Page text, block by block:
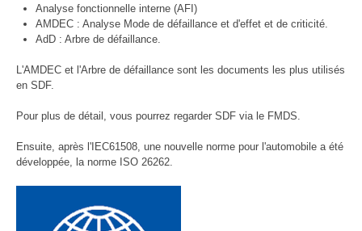
Analyse fonctionnelle interne (AFI)
AMDEC : Analyse Mode de défaillance et d'effet et de criticité.
AdD : Arbre de défaillance.
L'AMDEC et l'Arbre de défaillance sont les documents les plus utilisés
en SDF.
Pour plus de détail, vous pourrez regarder SDF via le FMDS.
Ensuite, après l'IEC61508, une nouvelle norme pour l'automobile a été
développée, la norme ISO 26262.